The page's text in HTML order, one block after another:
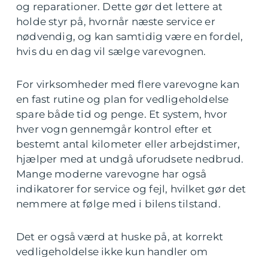
og reparationer. Dette gør det lettere at
holde styr på, hvornår næste service er
nødvendig, og kan samtidig være en fordel,
hvis du en dag vil sælge varevognen.
For virksomheder med flere varevogne kan
en fast rutine og plan for vedligeholdelse
spare både tid og penge. Et system, hvor
hver vogn gennemgår kontrol efter et
bestemt antal kilometer eller arbejdstimer,
hjælper med at undgå uforudsete nedbrud.
Mange moderne varevogne har også
indikatorer for service og fejl, hvilket gør det
nemmere at følge med i bilens tilstand.
Det er også værd at huske på, at korrekt
vedligeholdelse ikke kun handler om